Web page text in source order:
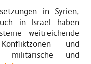
in Syrien,
in Israel haben
weitreichende
und
militärische und